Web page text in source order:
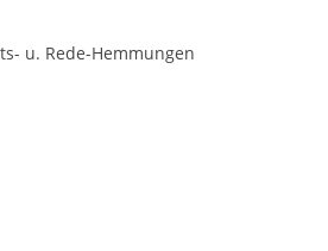
u. Rede-Hemmungen